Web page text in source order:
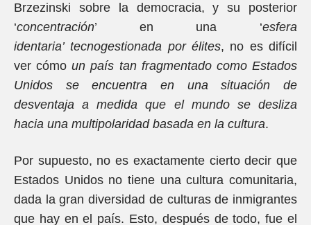
Brzezinski sobre la democracia, y su posterior
‘concentración’ en una ‘esfera
identaria’ tecnogestionada por élites, no es difícil
ver cómoun país tan fragmentado como Estados
Unidos se encuentra en una situación de
desventaja a medida que el mundo se desliza
hacia una multipolaridad basada en la cultura.
Por supuesto, no es exactamente cierto decir que
Estados Unidos no tiene una cultura comunitaria,
dada la gran diversidad de culturas de inmigrantes
que hay en el país. Esto, después de todo, fue el